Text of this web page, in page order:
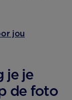
jou
je je
de foto